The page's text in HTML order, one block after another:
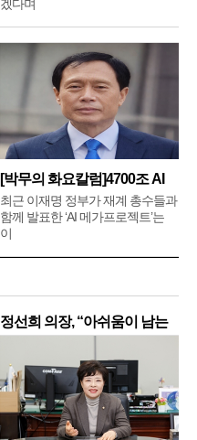
겠다며
[박무의 화요칼럼]4700조 AI
메
최근 이재명 정부가 재계 총수들과
함께 발표한 ‘AI 메가프로젝트’는
이
정선희 의장, “아쉬움이 남는